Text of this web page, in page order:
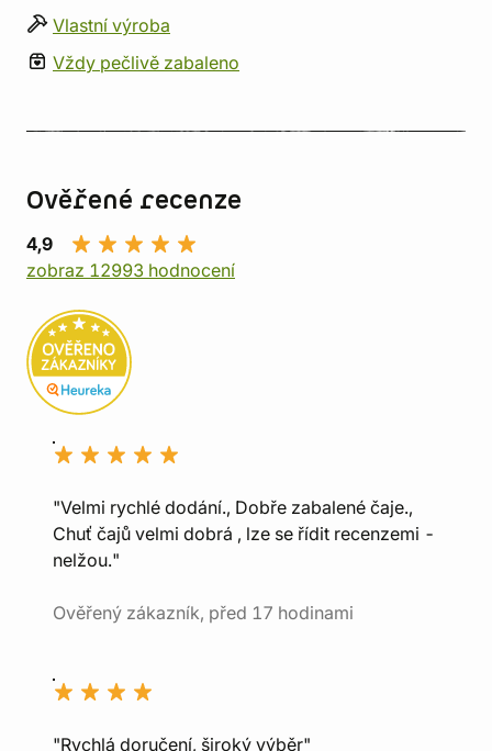
Vlastní výroba
Vždy pečlivě zabaleno
Ověřené recenze
4,9
zobraz 12993 hodnocení
"Velmi rychlé dodání., Dobře zabalené čaje.,
Chuť čajů velmi dobrá , lze se řídit recenzemi -
nelžou."
Ověřený zákazník, před 17 hodinami
"Rychlá doručení, široký výběr"